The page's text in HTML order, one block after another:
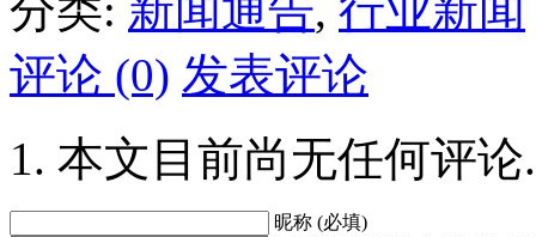
评论 (0) 发表评论
本文目前尚无任何评论.
昵称 (必填)